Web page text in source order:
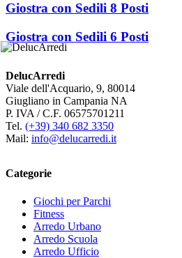
Giostra con Sedili 8 Posti
Giostra con Sedili 6 Posti
DelucArredi
Viale dell'Acquario, 9, 80014
Giugliano in Campania NA
P. IVA / C.F. 06575701211
Tel. (+39) 340 682 3350
Mail: info@delucarredi.it
Categorie
Giochi per Parchi
Fitness
Arredo Urbano
Arredo Scuola
Arredo Ufficio